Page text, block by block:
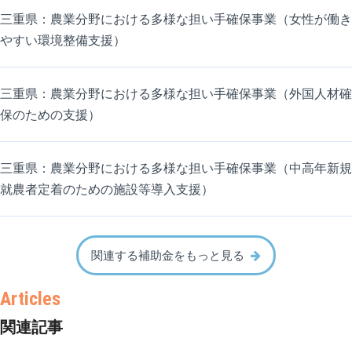
三重県：農業分野における多様な担い手確保事業（女性が働き
やすい環境整備支援）
三重県：農業分野における多様な担い手確保事業（外国人材確
保のための支援）
三重県：農業分野における多様な担い手確保事業（中高年新規
就農者定着のための施設等導入支援）
関連する補助金をもっと見る
関連記事